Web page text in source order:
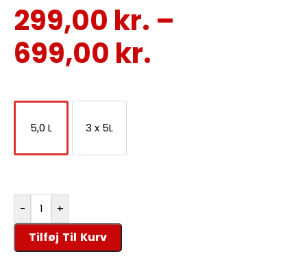
både effektivt og hurtigt at arbejde med. Luden leveres
klar til brug og kan efterbehandles med gulvolie,
natursæbe, voks eller lak. Påføres nemt med
fladmoppe, pensel eller rulle for professionelle
299,00 kr. –
699,00 kr.
5,0 L 3 x 5L
- +
Tilføj Til Kurv